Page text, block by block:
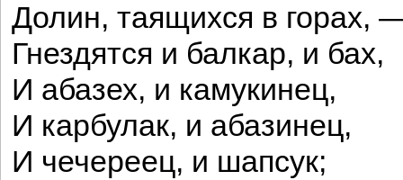
Долин, таящихся в горах,
Гнездятся и балкар, и бах,
И абазех, и камукинец,
И карбулак, и абазинец,
И чечереец, и шапсук;